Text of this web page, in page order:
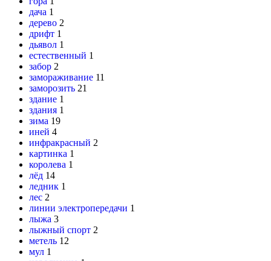
дача 1
дерево 2
дрифт 1
дьявол 1
естественный 1
забор 2
замораживание 11
заморозить 21
здание 1
здания 1
зима 19
иней 4
инфракрасный 2
картинка 1
королева 1
лёд 14
ледник 1
лес 2
линии электропередачи 1
лыжа 3
лыжный спорт 2
метель 12
мул 1